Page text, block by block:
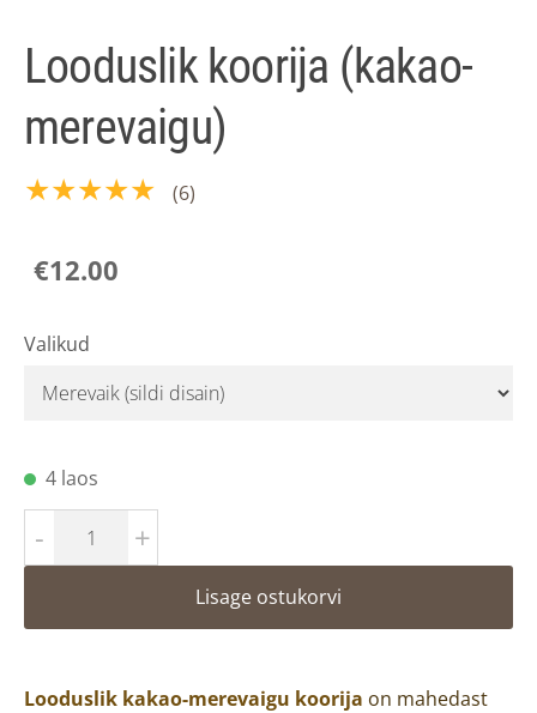
Looduslik koorija (kakao-
merevaigu)
★★★★★ (6)
€12.00
Valikud
4 laos
- +
Lisage ostukorvi
Looduslik kakao-merevaigu koorija on mahedast